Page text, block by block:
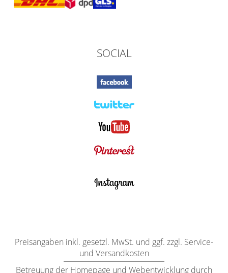
SOCIAL
Preisangaben inkl. gesetzl. MwSt. und ggf. zzgl. Service-
und Versandkosten
Betreuung der Homepage und Webentwicklung durch